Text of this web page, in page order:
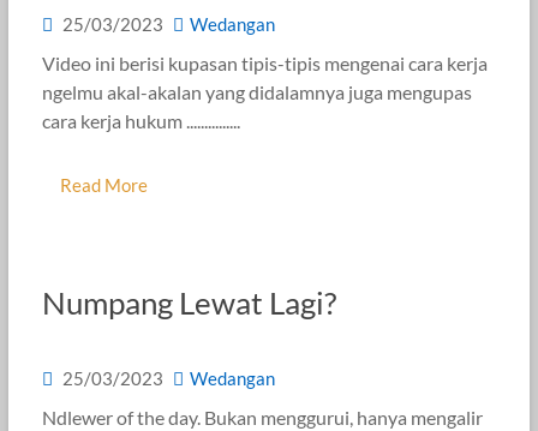
25/03/2023 Wedangan
Video ini berisi kupasan tipis-tipis mengenai cara kerja
ngelmu akal-akalan yang didalamnya juga mengupas
cara kerja hukum ...............
Read More
Numpang Lewat Lagi?
25/03/2023 Wedangan
Ndlewer of the day. Bukan menggurui, hanya mengalir